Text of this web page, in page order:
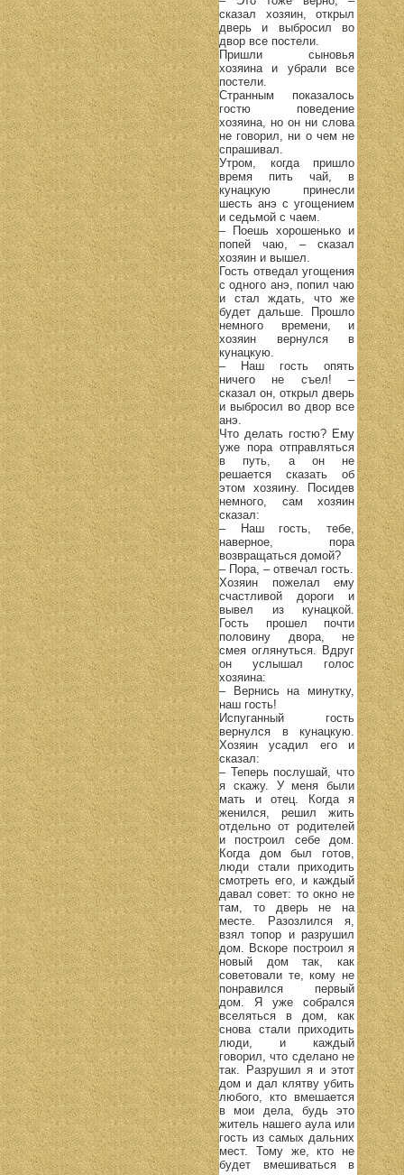
сказал хозяин, открыл
дверь и выбросил во
двор все постели.
Пришли сыновья
хозяина и убрали все
постели.
Странным показалось
гостю поведение
хозяина, но он ни слова
не говорил, ни о чем не
спрашивал.
Утром, когда пришло
время пить чай, в
кунацкую принесли
шесть анэ с угощением
и седьмой с чаем.
– Поешь хорошенько и
попей чаю, – сказал
хозяин и вышел.
Гость отведал угощения
с одного анэ, попил чаю
и стал ждать, что же
будет дальше. Прошло
немного времени, и
хозяин вернулся в
кунацкую.
– Наш гость опять
ничего не съел! –
сказал он, открыл дверь
и выбросил во двор все
анэ.
Что делать гостю? Ему
уже пора отправляться
в путь, а он не
решается сказать об
этом хозяину. Посидев
немного, сам хозяин
сказал:
– Наш гость, тебе,
наверное, пора
возвращаться домой?
– Пора, – отвечал гость.
Хозяин пожелал ему
счастливой дороги и
вывел из кунацкой.
Гость прошел почти
половину двора, не
смея оглянуться. Вдруг
он услышал голос
хозяина:
– Вернись на минутку,
наш гость!
Испуганный гость
вернулся в кунацкую.
Хозяин усадил его и
сказал:
– Теперь послушай, что
я скажу. У меня были
мать и отец. Когда я
женился, решил жить
отдельно от родителей
и построил себе дом.
Когда дом был готов,
люди стали приходить
смотреть его, и каждый
давал совет: то окно не
там, то дверь не на
месте. Разозлился я,
взял топор и разрушил
дом. Вскоре построил я
новый дом так, как
советовали те, кому не
понравился первый
дом. Я уже собрался
вселяться в дом, как
снова стали приходить
люди, и каждый
говорил, что сделано не
так. Разрушил я и этот
дом и дал клятву убить
любого, кто вмешается
в мои дела, будь это
житель нашего аула или
гость из самых дальних
мест. Тому же, кто не
будет вмешиваться в